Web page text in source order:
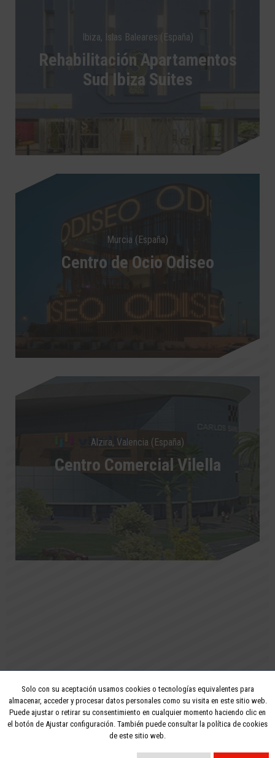
Ibiza, Islas Baleares (España)
Rehabilitación Apartamentos
Sud Ibiza Suites
Murcia (España)
Centro de Ocio Odiseo
Alzira, Valencia (España)
Centro Comercial Vilella
2026 - Todos los derechos reservados
Aviso legal Privacidad Política de cookies
Solo con su aceptación usamos cookies o tecnologías equivalentes para
almacenar, acceder y procesar datos personales como su visita en este sitio web.
Puede ajustar o retirar su consentimiento en cualquier momento haciendo clic en
el botón de Ajustar configuración. También puede consultar la política de cookies
de este sitio web.